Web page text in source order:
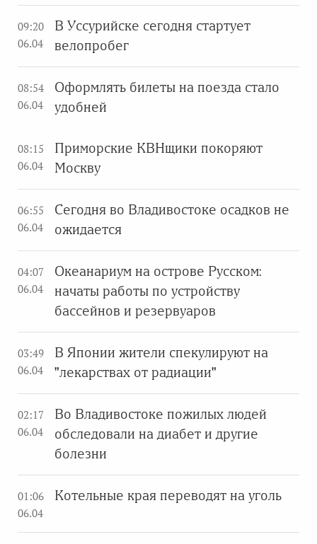
09:20
06.04
В Уссурийске сегодня стартует
велопробег
08:54
06.04
Оформлять билеты на поезда стало
удобней
08:15
06.04
Приморские КВНщики покоряют
Москву
06:55
06.04
Сегодня во Владивостоке осадков не
ожидается
04:07
06.04
Океанариум на острове Русском:
начаты работы по устройству
бассейнов и резервуаров
03:49
06.04
В Японии жители спекулируют на
"лекарствах от радиации"
02:17
06.04
Во Владивостоке пожилых людей
обследовали на диабет и другие
болезни
01:06
06.04
Котельные края переводят на уголь